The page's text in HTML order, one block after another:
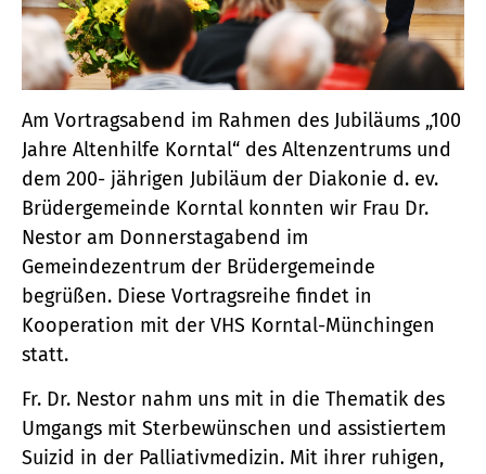
Am Vortragsabend im Rahmen des Jubiläums „100
Jahre Altenhilfe Korntal“ des Altenzentrums und
dem 200- jährigen Jubiläum der Diakonie d. ev.
Brüdergemeinde Korntal konnten wir Frau Dr.
Nestor am Donnerstagabend im
Gemeindezentrum der Brüdergemeinde
begrüßen. Diese Vortragsreihe findet in
Kooperation mit der VHS Korntal-Münchingen
statt.
Fr. Dr. Nestor nahm uns mit in die Thematik des
Umgangs mit Sterbewünschen und assistiertem
Suizid in der Palliativmedizin. Mit ihrer ruhigen,